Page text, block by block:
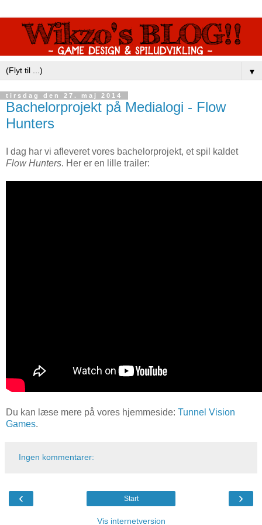
▼
tirsdag den 27. maj 2014
Bachelorprojekt på Medialogi - Flow
Hunters
I dag har vi afleveret vores bachelorprojekt, et spil kaldet
Flow Hunters. Her er en lille trailer:
Du kan læse mere på vores hjemmeside: Tunnel Vision
Games.
Ingen kommentarer:
‹ ›
Start
Vis internetversion